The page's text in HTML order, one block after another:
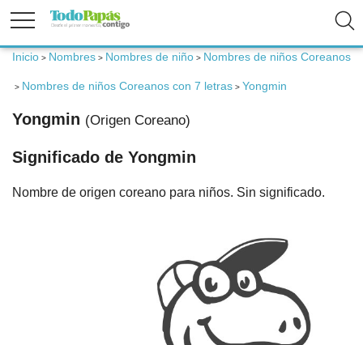
Fertilidad
Embarazo
Bebé
Niños
Inicio > Nombres > Nombres de niño > Nombres de niños Coreanos
> Nombres de niños Coreanos con 7 letras > Yongmin
Yongmin (Origen Coreano)
Significado de Yongmin
Nombre de origen coreano para niños. Sin significado.